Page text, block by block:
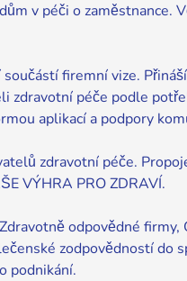
v péči o zaměstnance.
firemní vize.
péče podle
aplikací a podpory
zdravotní péče.
VÝHRA PRO ZDRAVÍ.
odpovědné
zodpovědností do
podnikání.